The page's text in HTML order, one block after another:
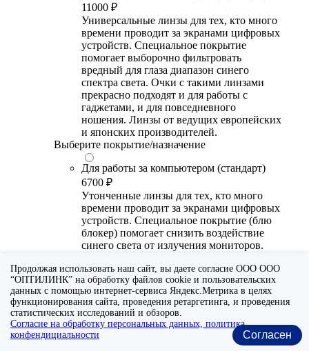
11000 ₽
Универсальные линзы для тех, кто много
времени проводит за экранами цифровых
устройств. Специальное покрытие
помогает выборочно фильтровать
вредный для глаза диапазон синего
спектра света. Очки с такими линзами
прекрасно подходят и для работы с
гаджетами, и для повседневного
ношения. Линзы от ведущих европейских
и японских производителей.
Выберите покрытие/назначение
Для работы за компьютером (стандарт)
6700 ₽
Утонченные линзы для тех, кто много
времени проводит за экранами цифровых
устройств. Специальное покрытие (блю
блокер) помогает снизить воздействие
синего света от излучения мониторов.
время работы с гаджетами, не для
постоянного ношения. Линзы
производства Сербии или Ю.-В. Азии.
Для работы за компьютером (премиум)
20300 ₽
Универсальные утонченные линзы для
Продолжая использовать наш сайт, вы даете согласие ООО ООО
“ОПТИЛИНК” на обработку файлов cookie и пользовательских
данных с помощью интернет-сервиса Яндекс.Метрика в целях
функционирования сайта, проведения ретаргетинга, и проведения
статистических исследований и обзоров.
Согласие на обработку персональных данных, политика
конфендициальности
Согласен